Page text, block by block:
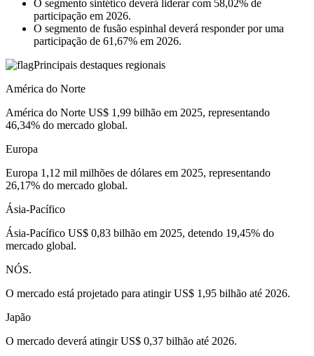
O segmento sintético deverá liderar com 58,02% de
participação em 2026.
O segmento de fusão espinhal deverá responder por uma
participação de 61,67% em 2026.
Principais destaques regionais
América do Norte
América do Norte US$ 1,99 bilhão em 2025, representando
46,34% do mercado global.
Europa
Europa 1,12 mil milhões de dólares em 2025, representando
26,17% do mercado global.
Ásia-Pacífico
Ásia-Pacífico US$ 0,83 bilhão em 2025, detendo 19,45% do
mercado global.
NÓS.
O mercado está projetado para atingir US$ 1,95 bilhão até 2026.
Japão
O mercado deverá atingir US$ 0,37 bilhão até 2026.